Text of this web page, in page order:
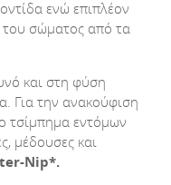
ενώ επιπλέον
του σώματος από τα
και στη φύση
Για την ανακούφιση
τσίμπημα εντόμων
μέδουσες και
-Nip*.